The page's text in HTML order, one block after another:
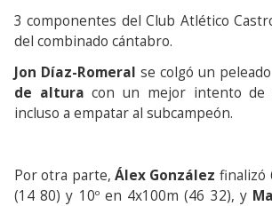
3 componentes del Club Atlético
del combinado cántabro.
Jon Díaz-Romeral se colgó un
de altura con un mejor intento de
incluso a empatar al subcampeón.
Por otra parte, Álex González finalizó
(14 80) y 10º en 4x100m (46 32), y